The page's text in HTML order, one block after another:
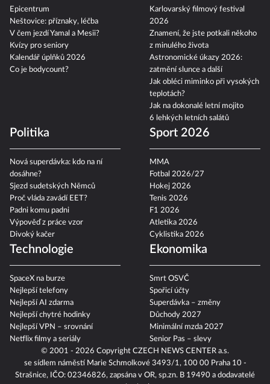
© 2001 - 2026 Copyright CZECH NEWS CENTER a.s.
se sídlem náměstí Marie Schmolkové 3493/1, 100 00 Praha 10 -
Strašnice, IČO: 02346826, zapsána v OR, sp.zn. B 19490 a dodavatelé
Epicentrum
Neštovice: příznaky, léčba
V čem jezdí Yamal a Mesii?
Kvízy pro seniory
Kalendář úplňků 2026
Co je bodycount?
Karlovarský filmový festival
2026
Znamení, že jste potkali někoho
z minulého života
Astronomické úkazy 2026:
zatmění slunce a další
Jak obléci miminko při vysokých
teplotách?
Jak na dokonalé letní mojito
6 lehkých letních salátů
Politika
Nová superdávka: kdo na ní
dosáhne?
Sjezd sudetských Němců
Proč vláda zavádí EET?
Padni komu padni
Výpověď z práce vzor
Divoký kačer
Sport 2026
MMA
Fotbal 2026/27
Hokej 2026
Tenis 2026
F1 2026
Atletika 2026
Cyklistika 2026
Technologie
SpaceX na burze
Nejlepší telefony
Nejlepší AI zdarma
Nejlepší chytré hodinky
Nejlepší VPN – srovnání
Netflix filmy a seriály
Ekonomika
Smrt OSVČ
Spořicí účty
Superdávka – změny
Důchody 2027
Minimální mzda 2027
Senior Pas – slevy